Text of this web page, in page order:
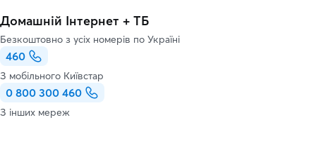
Домашній Інтернет + ТБ
Безкоштовно з усіх номерів по Україні
460
З мобільного Київстар
0 800 300 460
З інших мереж